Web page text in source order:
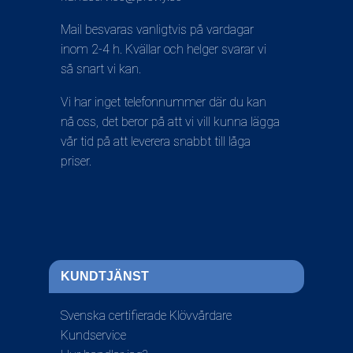
Mail besvaras vanligtvis på vardagar
inom 2-4 h. Kvällar och helger svarar vi
så snart vi kan.
Vi har inget telefonnummer där du kan
nå oss, det beror på att vi vill kunna lägga
vår tid på att leverera snabbt till låga
priser.
KUNDTJÄNST
Svenska certifierade Klövvårdare
Kundservice